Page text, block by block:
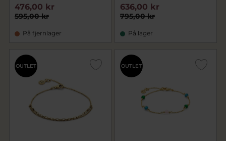
595,00 kr
476,00 kr
På fjernlager
795,00 kr
636,00 kr
På lager
OUTLET OUTLET